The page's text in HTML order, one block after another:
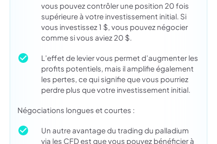
vous pouvez contrôler une position 20 fois
supérieure à votre investissement initial. Si
vous investissez 1 $, vous pouvez négocier
comme si vous aviez 20 $.
L’effet de levier vous permet d’augmenter les
profits potentiels, mais il amplifie également
les pertes, ce qui signifie que vous pourriez
perdre plus que votre investissement initial.
Négociations longues et courtes :
Un autre avantage du trading du palladium
via les CFD est que vous pouvez bénéficier à